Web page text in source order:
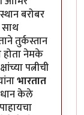
बरोबर
साथ
तुर्कस्तान
नेमके
पत्नीची
भारतात
केले